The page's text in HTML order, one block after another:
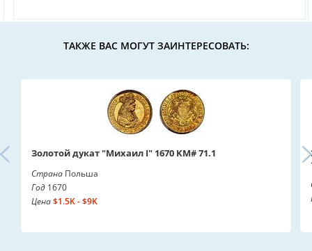
ТАКЖЕ ВАС МОГУТ ЗАИНТЕРЕСОВАТЬ:
Золотой дукат "Михаил I" 1670 KM# 71.1
Страна Польша
Год 1670
Цена$1.5K - $9K